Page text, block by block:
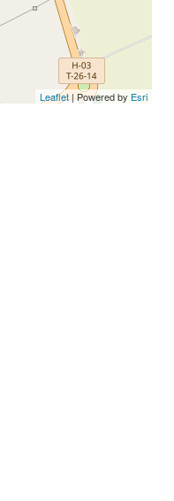
Leaflet| Powered by Esri